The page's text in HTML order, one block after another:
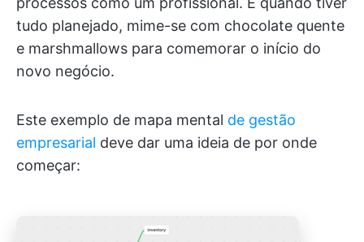
tudo planejado, mime-se com chocolate quente
e marshmallows para comemorar o início do
novo negócio.
Este exemplo de mapa mental de gestão
empresarial deve dar uma ideia de por onde
começar: